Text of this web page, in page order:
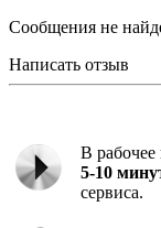
Сообщения не
Написать отзыв
В рабочее
5-10
сервиса.